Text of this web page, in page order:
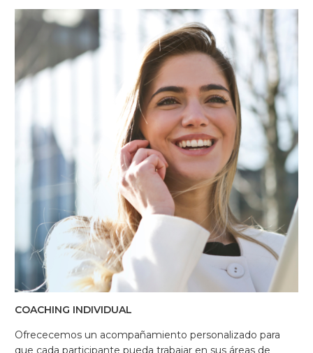
COACHING INDIVIDUAL
Ofrececemos un acompañamiento personalizado para
que cada participante pueda trabajar en sus áreas de